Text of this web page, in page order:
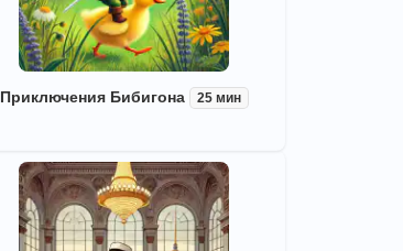
Приключения Бибигона 25 мин